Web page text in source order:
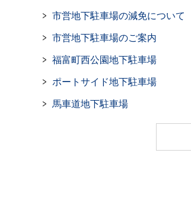
市営地下駐車場の減免について
市営地下駐車場のご案内
福富町西公園地下駐車場
ポートサイド地下駐車場
馬車道地下駐車場